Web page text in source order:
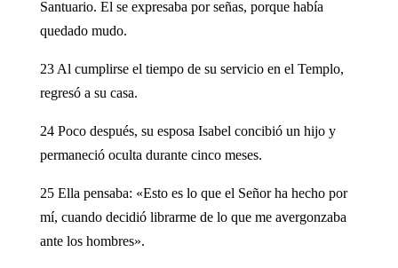
Santuario. El se expresaba por señas, porque había
quedado mudo.
23 Al cumplirse el tiempo de su servicio en el Templo,
regresó a su casa.
24 Poco después, su esposa Isabel concibió un hijo y
permaneció oculta durante cinco meses.
25 Ella pensaba: «Esto es lo que el Señor ha hecho por
mí, cuando decidió librarme de lo que me avergonzaba
ante los hombres».